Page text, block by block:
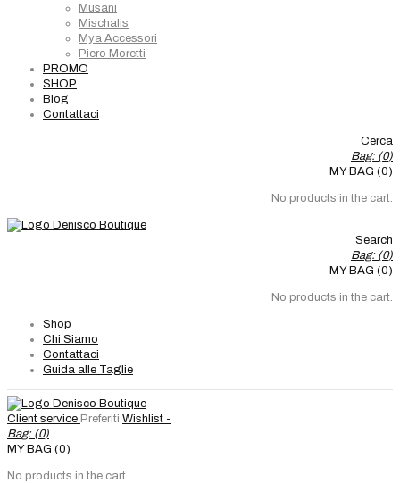
Musani
Mischalis
Mya Accessori
Piero Moretti
PROMO
SHOP
Blog
Contattaci
Cerca
Bag: (0)
MY BAG (0)
No products in the cart.
Search
Bag: (0)
MY BAG (0)
No products in the cart.
Shop
Chi Siamo
Contattaci
Guida alle Taglie
Client service Preferiti Wishlist -
Bag: (0)
MY BAG (0)
No products in the cart.